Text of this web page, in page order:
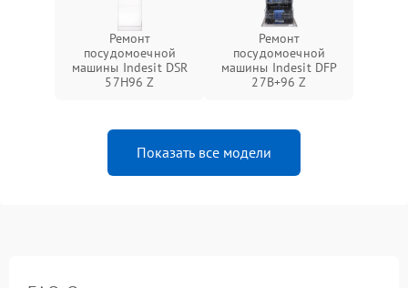
Ремонт
посудомоечной
машины Indesit DSR
57H96 Z
Ремонт
посудомоечной
машины Indesit DFP
27B+96 Z
Показать все модели